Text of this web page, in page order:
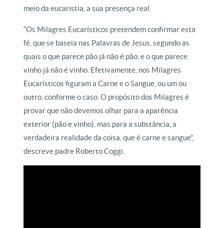
meio da eucaristia, a sua presença real.
“Os Milagres Eucarísticos pretendem confirmar esta
fé, que se baseia nas Palavras de Jesus, segundo as
quais o que parece pão já não é pão, e o que parece
vinho já não é vinho. Efetivamente, nos Milagres
Eucarísticos figuram a Carne e o Sangue, ou um ou
outro, conforme o caso. O propósito dos Milagres é
provar que não devemos olhar para a aparência
exterior (pão e vinho), mas para a substância, a
verdadeira realidade da coisa, que é carne e sangue”,
descreve padre Roberto Coggi.